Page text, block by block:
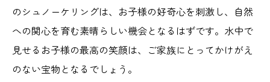
のシュノーケリングは、お子様の好奇心を刺激し、自然
への関心を育む素晴らしい機会となるはずです。水中で
見せるお子様の最高の笑顔は、ご家族にとってかけがえ
のない宝物となるでしょう。